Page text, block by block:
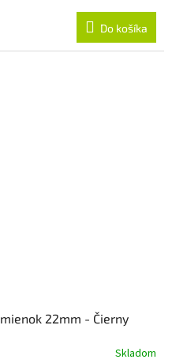
Do košíka
22mm - Čierny
Skladom